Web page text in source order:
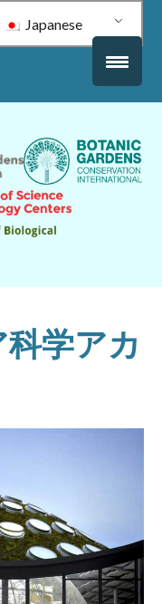
Japanese
学アカ